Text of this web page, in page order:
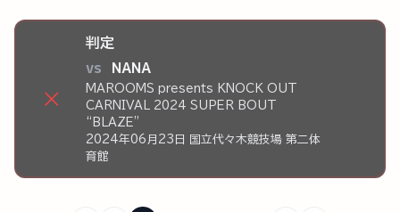
×
判定
vs NANA
MAROOMS presents KNOCK OUT
CARNIVAL 2024 SUPER BOUT
“BLAZE”
2024年06月23日 国立代々木競技場 第二体
育館